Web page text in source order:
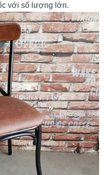
với số lượng lớn.